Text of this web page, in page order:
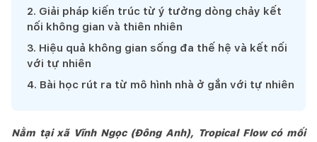
2. Giải pháp kiến trúc từ ý tưởng dòng chảy kết
nối không gian và thiên nhiên
3. Hiệu quả không gian sống đa thế hệ và kết nối
với tự nhiên
4. Bài học rút ra từ mô hình nhà ở gắn với tự nhiên
Nằm tại xã Vĩnh Ngọc (Đông Anh), Tropical Flow có mối